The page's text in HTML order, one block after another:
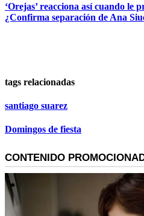
‘Orejas’ reacciona así cuando le
¿Confirma separación de Ana
tags relacionadas
santiago suarez
Domingos de fiesta